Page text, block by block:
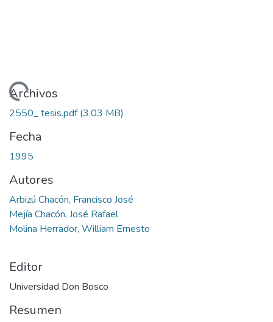
Archivos
2550_ tesis.pdf(3.03 MB)
Fecha
1995
Autores
Arbizú Chacón, Francisco José
Mejía Chacón, José Rafael
Molina Herrador, William Ernesto
Editor
Universidad Don Bosco
Resumen